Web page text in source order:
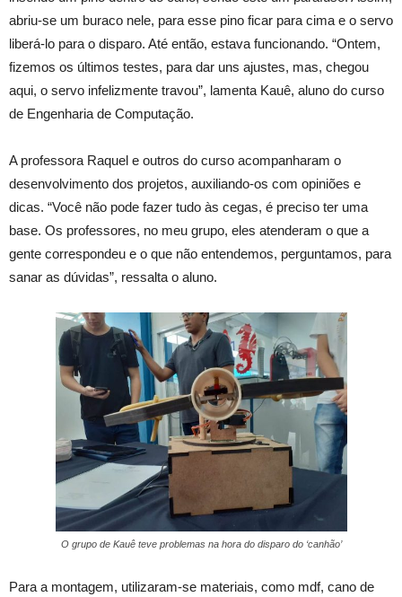
abriu-se um buraco nele, para esse pino ficar para cima e o servo
liberá-lo para o disparo. Até então, estava funcionando. “Ontem,
fizemos os últimos testes, para dar uns ajustes, mas, chegou
aqui, o servo infelizmente travou”, lamenta Kauê, aluno do curso
de Engenharia de Computação.
A professora Raquel e outros do curso acompanharam o
desenvolvimento dos projetos, auxiliando-os com opiniões e
dicas. “Você não pode fazer tudo às cegas, é preciso ter uma
base. Os professores, no meu grupo, eles atenderam o que a
gente correspondeu e o que não entendemos, perguntamos, para
sanar as dúvidas”, ressalta o aluno.
O grupo de Kauê teve problemas na hora do disparo do ‘canhão’
Para a montagem, utilizaram-se materiais, como mdf, cano de